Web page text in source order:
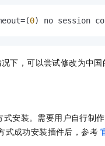
0) no session
下，可以尝试修改为中国
安装。需要用户自行制
式成功安装插件后，参考